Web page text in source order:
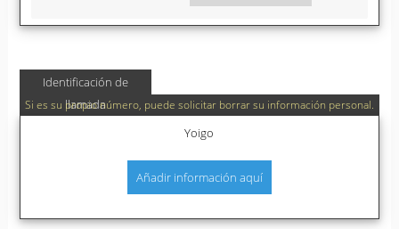
Identificación de
llamada
Si es su propio número, puede solicitar borrar su información personal.
Yoigo
Añadir información aquí